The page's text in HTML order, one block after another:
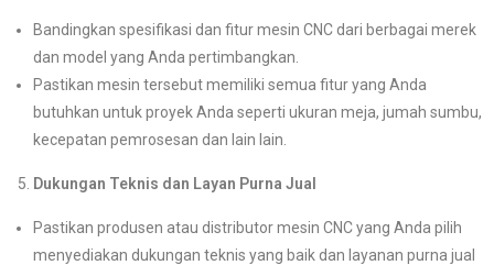
Bandingkan spesifikasi dan fitur mesin CNC dari berbagai merek
dan model yang Anda pertimbangkan.
Pastikan mesin tersebut memiliki semua fitur yang Anda
butuhkan untuk proyek Anda seperti ukuran meja, jumah sumbu,
kecepatan pemrosesan dan lain lain.
Dukungan Teknis dan Layan Purna Jual
Pastikan produsen atau distributor mesin CNC yang Anda pilih
menyediakan dukungan teknis yang baik dan layanan purna jual